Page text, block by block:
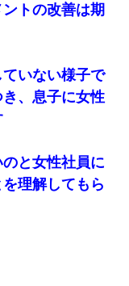
トの改善は期
いない様子で
、息子に女性
と女性社員に
理解してもら